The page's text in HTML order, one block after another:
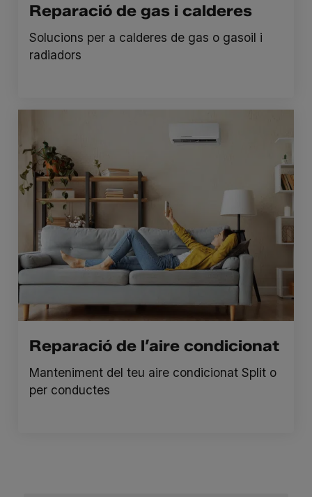
Reparació de gas i calderes
Solucions per a calderes de gas o gasoil i
radiadors
Reparació de l’aire condicionat
Manteniment del teu aire condicionat Split o
per conductes